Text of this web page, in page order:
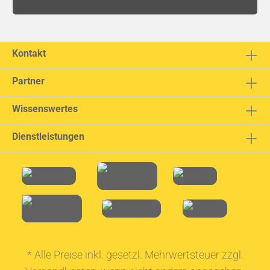
Kontakt
Partner
Wissenswertes
Dienstleistungen
* Alle Preise inkl. gesetzl. Mehrwertsteuer zzgl.